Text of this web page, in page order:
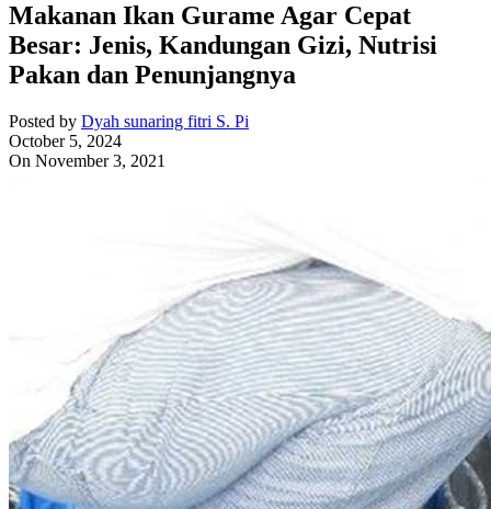
Makanan Ikan Gurame Agar Cepat
Besar: Jenis, Kandungan Gizi, Nutrisi
Pakan dan Penunjangnya
Posted by Dyah sunaring fitri S. Pi
October 5, 2024
On November 3, 2021